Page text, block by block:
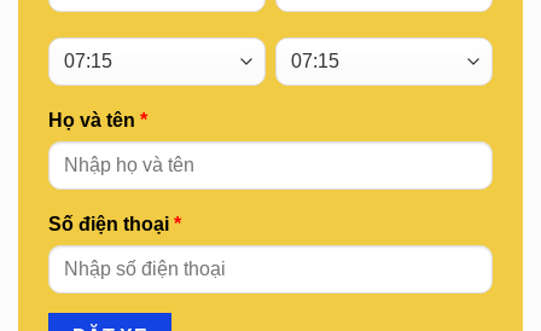
Họ và tên *
Số điện thoại *